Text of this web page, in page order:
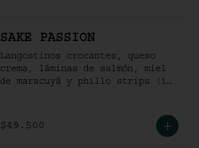
SAKE PASSION
Langostinos crocantes, queso
crema, láminas de salmón, miel
de maracuyá y phillo strips (10
$49.500